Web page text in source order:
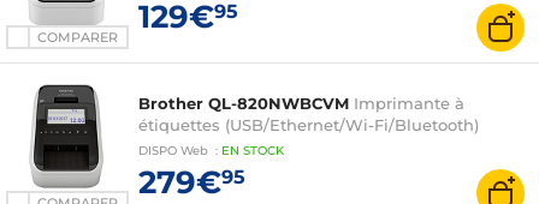
COMPARER
129€95
Brother QL-820NWBCVM Imprimante à
étiquettes (USB/Ethernet/Wi-Fi/Bluetooth)
DISPO Web : EN STOCK
279€95